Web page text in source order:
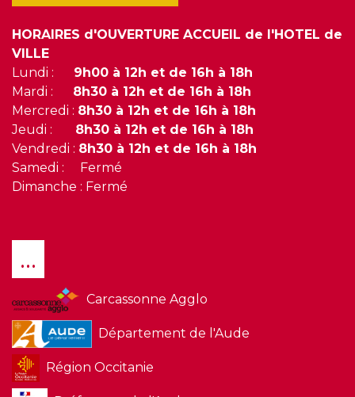
HORAIRES d'OUVERTURE ACCUEIL de l'HOTEL de
VILLE
Lundi :
9h00 à 12h et de 16h à 18h
Mardi :
8h30 à 12h et de 16h à 18h
Mercredi : 8h30 à 12h et de 16h à 18h
Jeudi :
8h30 à 12h et de 16h à 18h
Vendredi : 8h30 à 12h et de 16h à 18h
Samedi : Fermé
Dimanche : Fermé
...
Carcassonne Agglo
Département de l'Aude
Région Occitanie